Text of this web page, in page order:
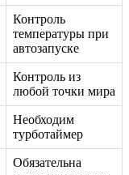
Контроль
температуры при
автозапуске
Контроль из
любой точки мира
Необходим
турботаймер
Обязательна